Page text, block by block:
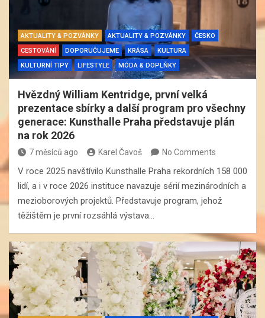
AKTUALITY & POZVÁNKY AKTUALITY & POZVÁNKY
ČESKO
CESTOVÁNÍ
DOPORUČUJEME KRÁSA
KULTURA
KULTURNÍ TIPY
LIFESTYLE MÓDA & DOPLŇKY
Hvězdný William Kentridge, první velká
prezentace sbírky a další program pro všechny
generace: Kunsthalle Praha představuje plán
na rok 2026
7 měsíců ago Karel Čavoš No Comments
V roce 2025 navštívilo Kunsthalle Praha rekordních 158 000
lidí, a i v roce 2026 instituce navazuje sérií mezinárodních a
mezioborových projektů. Představuje program, jehož
těžištěm je první rozsáhlá výstava…